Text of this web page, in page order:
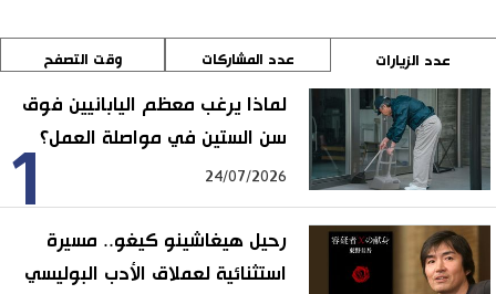
عدد الزيارات عدد المشاركات وقت التصفح
1
لماذا يرغب معظم اليابانيين فوق
سن الستين في مواصلة العمل؟
24/07/2026
رحيل هيغاشينو كيغو.. مسيرة
استثنائية لعملاق الأدب البوليسي